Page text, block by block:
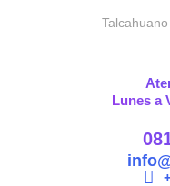
Lunes a